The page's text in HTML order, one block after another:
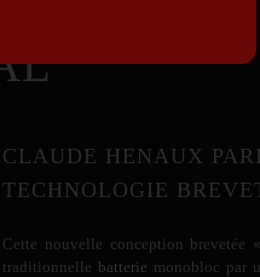
CLAUDE HENAUX
TECHNOLOGIE
Cette nouvelle conception brevetée
traditionnelle batterie monobloc par